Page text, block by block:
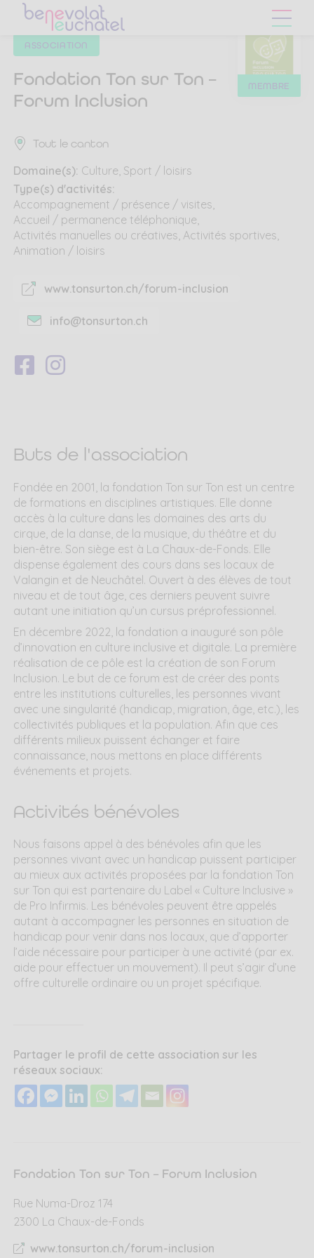
main
navigation
content
ASSOCIATION
Fondation Ton sur Ton –
Forum Inclusion
Tout le canton
Domaine(s): Culture Sport / loisirs
Type(s) d'activités:
Accompagnement / présence / visites
Accueil / permanence téléphonique
Activités manuelles ou créatives Activités sportives
Animation / loisirs
www.tonsurton.ch/forum-inclusion
info@tonsurton.ch
Suivez-
nous
Suivez-
nous
MEMBRE
Buts de l'association
Fondée en 2001, la fondation Ton sur Ton est un centre
de formations en disciplines artistiques. Elle donne
accès à la culture dans les domaines des arts du
cirque, de la danse, de la musique, du théâtre et du
bien-être. Son siège est à La Chaux-de-Fonds. Elle
dispense également des cours dans ses locaux de
Valangin et de Neuchâtel. Ouvert à des élèves de tout
niveau et de tout âge, ces derniers peuvent suivre
autant une initiation qu’un cursus préprofessionnel.
En décembre 2022, la fondation a inauguré son pôle
d’innovation en culture inclusive et digitale. La première
réalisation de ce pôle est la création de son Forum
Inclusion. Le but de ce forum est de créer des ponts
entre les institutions culturelles, les personnes vivant
avec une singularité (handicap, migration, âge, etc.), les
collectivités publiques et la population. Afin que ces
différents milieux puissent échanger et faire
connaissance, nous mettons en place différents
événements et projets.
Activités bénévoles
Nous faisons appel à des bénévoles afin que les
personnes vivant avec un handicap puissent participer
au mieux aux activités proposées par la fondation Ton
sur Ton qui est partenaire du Label « Culture Inclusive »
de Pro Infirmis. Les bénévoles peuvent être appelés
autant à accompagner les personnes en situation de
handicap pour venir dans nos locaux, que d’apporter
l’aide nécessaire pour participer à une activité (par ex.
aide pour effectuer un mouvement). Il peut s’agir d’une
offre culturelle ordinaire ou un projet spécifique.
Partager le profil de cette association sur les
réseaux sociaux:
Fondation Ton sur Ton – Forum Inclusion
Rue Numa-Droz 174
2300 La Chaux-de-Fonds
www.tonsurton.ch/forum-inclusion